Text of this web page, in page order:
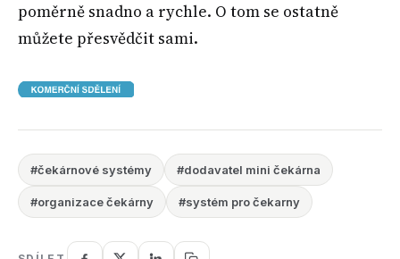
poměrně snadno a rychle. O tom se ostatně
můžete přesvědčit sami.
#čekárnové systémy #dodavatel mini čekárna
#organizace čekárny #systém pro čekarny